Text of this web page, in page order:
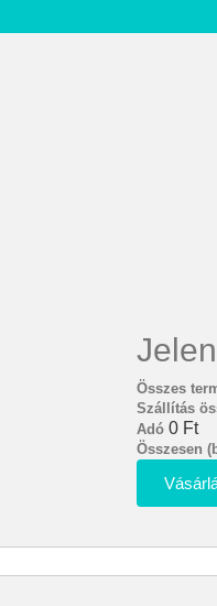
Összes
Szállítás
Adó 0 Ft‎
Összesen